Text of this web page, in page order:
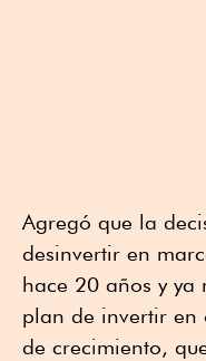
Agregó que la
desinvertir en
hace 20 años y ya
plan de invertir en
de crecimiento,